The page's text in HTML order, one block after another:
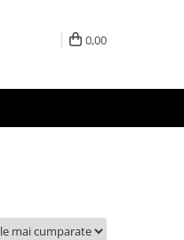
0,00